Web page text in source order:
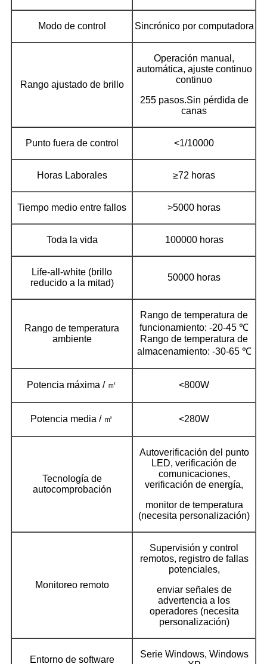
Modo de control Sincrónico por computadora
Rango ajustado de brillo
Operación manual,
automática, ajuste continuo
continuo
255 pasos.Sin pérdida de
canas
Punto fuera de control <1/10000
Horas Laborales ≥72 horas
Tiempo medio entre fallos >5000 horas
Toda la vida 100000 horas
Life-all-white (brillo
reducido a la mitad)
50000 horas
Rango de temperatura
ambiente
Rango de temperatura de
funcionamiento: -20-45 ℃
Rango de temperatura de
almacenamiento: -30-65 ℃
Potencia máxima / ㎡ <800W
Potencia media / ㎡ <280W
Tecnología de
autocomprobación
Autoverificación del punto
LED, verificación de
comunicaciones,
verificación de energía,
monitor de temperatura
(necesita personalización)
Monitoreo remoto
Supervisión y control
remotos, registro de fallas
potenciales,
enviar señales de
advertencia a los
operadores (necesita
personalización)
Entorno de software
Serie Windows, Windows